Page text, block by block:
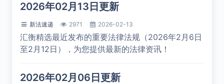
2026年02月13日更新
新法速递 2971 2026-02-13
汇衡精选最近发布的重要法律法规（2026年2月6日
至2月12日），为您提供最新的法律资讯！
2026年02月06日更新